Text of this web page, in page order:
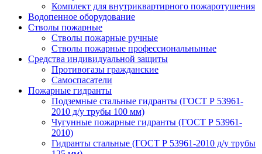
Комплект для внутриквартирного пожаротушения
Водопенное оборудование
Стволы пожарные
Стволы пожарные ручные
Стволы пожарные профессиональныные
Средства индивидуальной защиты
Противогазы гражданские
Самоспасатели
Пожарные гидранты
Подземные стальные гидранты (ГОСТ Р 53961-
2010 д/у трубы 100 мм)
Чугунные пожарные гидранты (ГОСТ Р 53961-
2010)
Гидранты стальные (ГОСТ Р 53961-2010 д/у трубы